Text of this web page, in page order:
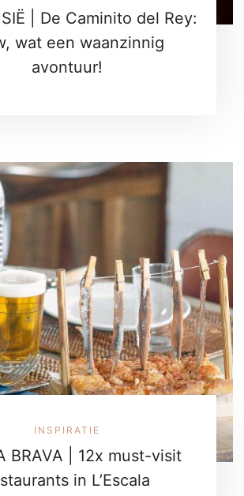
| De Caminito del Rey:
wat een waanzinnig
avontuur!
INSPIRATIE
BRAVA | 12x must-visit
in L’Escala